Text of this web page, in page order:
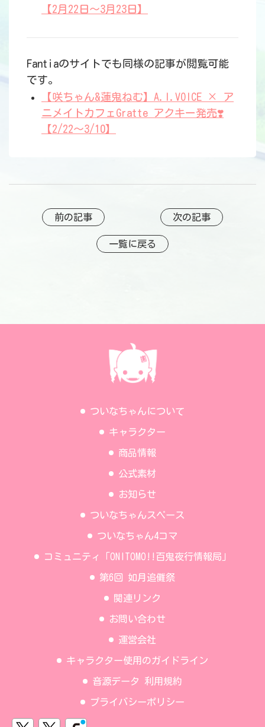
【2月22日～3月23日】
Fantiaのサイトでも同様の記事が閲覧可能
です。
【咲ちゃん&蓮鬼ねむ】A.I.VOICE × ア
ニメイトカフェGratte アクキー発売❣️
【2/22～3/10】
前の記事 次の記事
一覧に戻る
ついなちゃんについて
キャラクター
商品情報
公式素材
お知らせ
ついなちゃんスペース
ついなちゃん4コマ
コミュニティ「ONITOMO!!百鬼夜行情報局」
第6回 如月追儺祭
関連リンク
お問い合わせ
運営会社
キャラクター使用のガイドライン
音源データ 利用規約
プライバシーポリシー